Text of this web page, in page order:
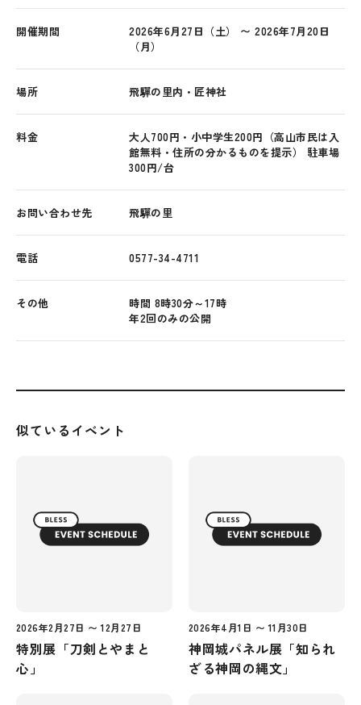
開催期間
2026年6月27日（土） 〜 2026年7月20日
（月）
場所 飛驒の里内・匠神社
料金
大人700円・小中学生200円（高山市民は入
館無料・住所の分かるものを提示） 駐車場
300円/台
お問い合わせ先 飛驒の里
電話 0577-34-4711
その他
時間 8時30分～17時
年2回のみの公開
似ているイベント
2026年2月27日 〜 12月27日
特別展「刀剣とやまと
心」
2026年4月1日 〜 11月30日
神岡城パネル展「知られ
ざる神岡の縄文」